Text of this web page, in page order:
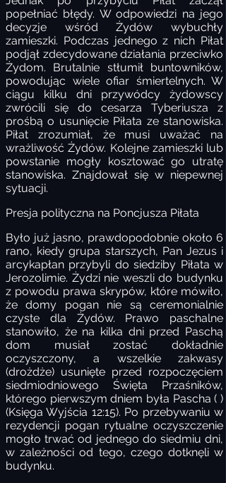
popełniać błędy. W odpowiedzi na jego
decyzje wśród Żydów wybuchły
zamieszki. Podczas jednego z nich Piłat
podjął zdecydowane działania przeciwko
Żydom. Brutalnie stłumił buntowników,
powodując wiele ofiar śmiertelnych. W
ciągu kilku dni przywódcy żydowscy
zwrócili się do cesarza Tyberiusza z
prośbą o usunięcie Piłata ze stanowiska.
Piłat zrozumiał, że musi uważać na
wrażliwość Żydów. Kolejne zamieszki lub
powstanie mogły kosztować go utratę
stanowiska. Znajdował się w niepewnej
sytuacji.
Presja polityczna na Poncjusza Piłata
Było już jasno, prawdopodobnie około 6
rano, kiedy grupa starszych, Pan Jezus i
arcykapłan przybyli do siedziby Piłata w
Jerozolimie. Żydzi nie weszli do budynku
z powodu prawa skrypów, które mówiło,
że domy pogan nie są ceremonialnie
czyste dla Żydów. Prawo paschalne
stanowiło, że na kilka dni przed Paschą
dom musiał zostać dokładnie
oczyszczony, a wszelkie zakwasy
(drożdże) usunięte przed rozpoczęciem
siedmiodniowego Święta Przaśników,
którego pierwszym dniem była Pascha ( )
(Księga Wyjścia 12:15). Po przebywaniu w
rezydencji pogan rytualne oczyszczenie
mogło trwać od jednego do siedmiu dni,
w zależności od tego, czego dotknęli w
budynku.